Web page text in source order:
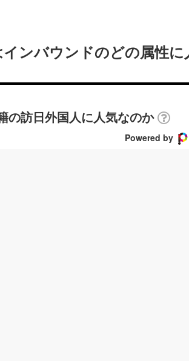
インバウンドのどの属性に
の訪日外国人に人気なのか
Powered by